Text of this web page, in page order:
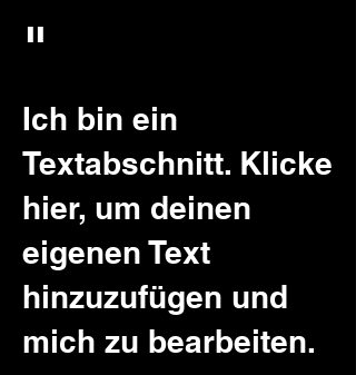
"
Ich bin ein
Textabschnitt. Klicke
hier, um deinen
eigenen Text
hinzuzufügen und
mich zu bearbeiten.